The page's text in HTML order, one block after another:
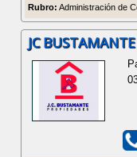
Rubro: Administración de
JC